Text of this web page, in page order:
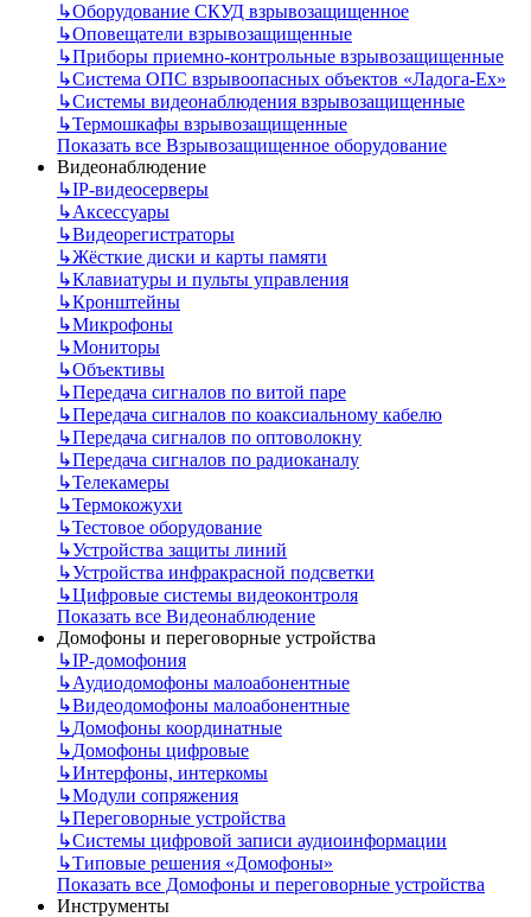
↳Оборудование СКУД взрывозащищенное
↳Оповещатели взрывозащищенные
↳Приборы приемно-контрольные взрывозащищенные
↳Система ОПС взрывоопасных объектов «Ладога-Ex»
↳Системы видеонаблюдения взрывозащищенные
↳Термошкафы взрывозащищенные
Показать все Взрывозащищенное оборудование
Видеонаблюдение
↳IP-видеосерверы
↳Аксессуары
↳Видеорегистраторы
↳Жёсткие диски и карты памяти
↳Клавиатуры и пульты управления
↳Кронштейны
↳Микрофоны
↳Мониторы
↳Объективы
↳Передача сигналов по витой паре
↳Передача сигналов по коаксиальному кабелю
↳Передача сигналов по оптоволокну
↳Передача сигналов по радиоканалу
↳Телекамеры
↳Термокожухи
↳Тестовое оборудование
↳Устройства защиты линий
↳Устройства инфракрасной подсветки
↳Цифровые системы видеоконтроля
Показать все Видеонаблюдение
Домофоны и переговорные устройства
↳IP-домофония
↳Аудиодомофоны малоабонентные
↳Видеодомофоны малоабонентные
↳Домофоны координатные
↳Домофоны цифровые
↳Интерфоны, интеркомы
↳Модули сопряжения
↳Переговорные устройства
↳Системы цифровой записи аудиоинформации
↳Типовые решения «Домофоны»
Показать все Домофоны и переговорные устройства
Инструменты